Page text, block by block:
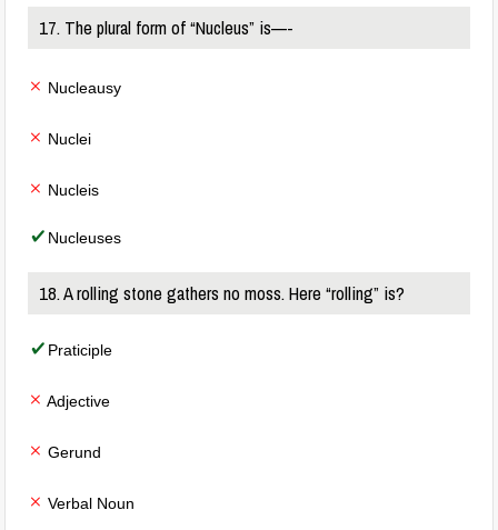
17. The plural form of “Nucleus” is—-
Nucleausy
Nuclei
Nucleis
Nucleuses
18. A rolling stone gathers no moss. Here “rolling” is?
Praticiple
Adjective
Gerund
Verbal Noun